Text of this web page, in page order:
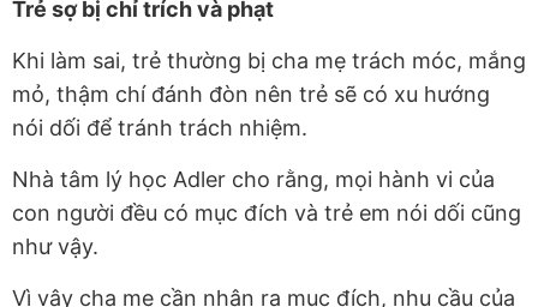
Trẻ sợ bị chỉ trích và phạt
Khi làm sai, trẻ thường bị cha mẹ trách móc, mắng
mỏ, thậm chí đánh đòn nên trẻ sẽ có xu hướng
nói dối để tránh trách nhiệm.
Nhà tâm lý học Adler cho rằng, mọi hành vi của
con người đều có mục đích và trẻ em nói dối cũng
như vậy.
Vì vậy cha mẹ cần nhận ra mục đích, nhu cầu của